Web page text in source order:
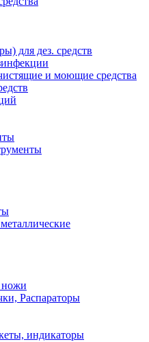
для дез. средств
и моющие средства
ножи
Распараторы
индикаторы